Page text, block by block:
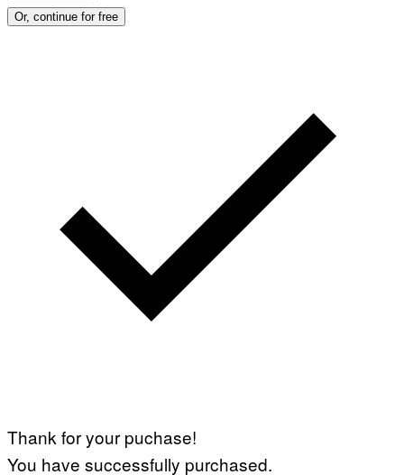
Or, continue for free
Thank for your puchase!
You have successfully purchased.